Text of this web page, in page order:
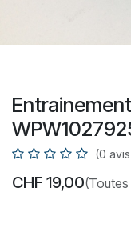
(0
CHF 19,00